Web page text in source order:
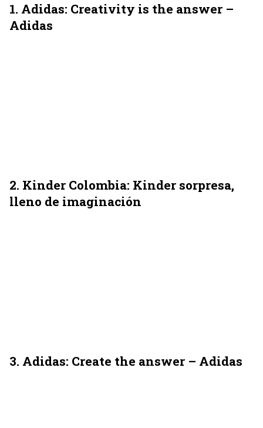
1. Adidas: Creativity is the answer –
Adidas
2. Kinder Colombia: Kinder sorpresa,
lleno de imaginación
3. Adidas: Create the answer – Adidas